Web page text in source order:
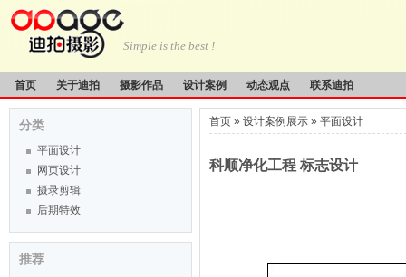
Simple is the best !
首页 关于迪拍 摄影作品 设计案例 动态观点 联系迪拍
分类
平面设计
网页设计
摄录剪辑
后期特效
推荐
首页 » 设计案例展示 » 平面设计
科顺净化工程 标志设计